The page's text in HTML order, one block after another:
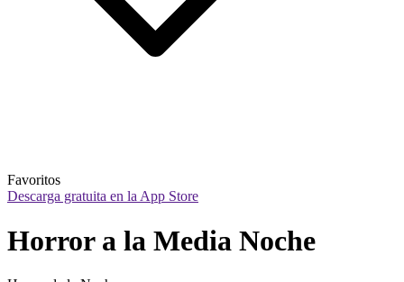
Favoritos
Descarga gratuita en la App Store
Horror a la Media Noche